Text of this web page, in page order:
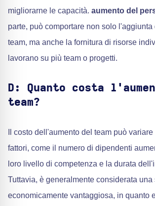
migliorarne le capacità. aumento del
parte, può comportare non solo
team, ma anche la fornitura di risorse
lavorano su più team o progetti.
D: Quanto costa
team?
Il costo dell'aumento del team può
fattori, come il numero di dipendenti
loro livello di competenza e la durata
Tuttavia, è generalmente considerata
economicamente vantaggiosa, in quanto